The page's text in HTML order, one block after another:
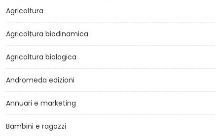
Agricoltura
Agricoltura biodinamica
Agricoltura biologica
Andromeda edizioni
Annuari e marketing
Bambini e ragazzi